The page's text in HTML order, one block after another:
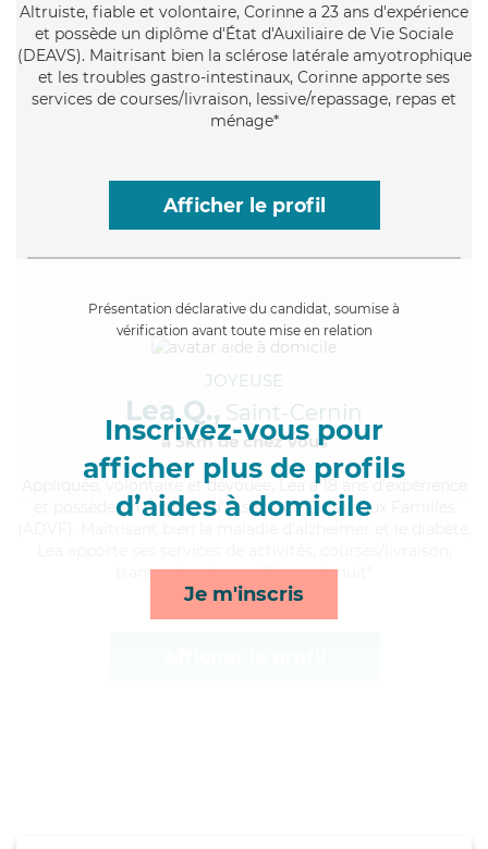
Altruiste, fiable et volontaire, Corinne a 23 ans d'expérience
et possède un diplôme d'État d'Auxiliaire de Vie Sociale
(DEAVS). Maitrisant bien la sclérose latérale amyotrophique
et les troubles gastro-intestinaux, Corinne apporte ses
services de courses/livraison, lessive/repassage, repas et
ménage*
Afficher le profil
Présentation déclarative du candidat, soumise à
vérification avant toute mise en relation
Inscrivez-vous pour
afficher plus de profils
d’aides à domicile
Je m'inscris
JOYEUSE
Lea Q., Saint-Cernin
à 5km de chez Vous
, volontaire et dévouée, Lea a 18 ans d'expérience
et possède un diplôme d'Assistante De Vie aux Familles
transports et surveillance de nuit*